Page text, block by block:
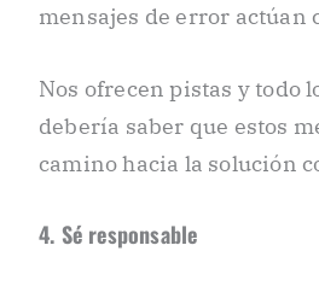
mensajes de error actúan
Nos ofrecen pistas y todo
debería saber que estos
camino hacia la solución
4. Sé responsable